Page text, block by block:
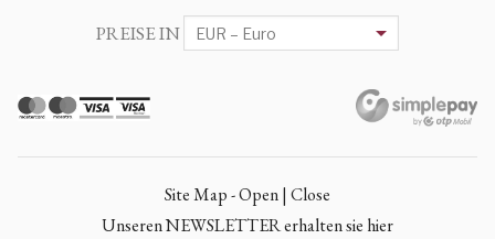
PREISE IN
Site Map - Open | Close
Unseren NEWSLETTER erhalten sie hier